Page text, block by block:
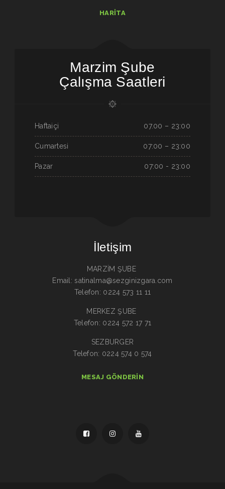
HARITA
Marzim Şube
Çalışma Saatleri
Haftaiçi 07.00 – 23:00
Cumartesi 07:00 – 23:00
Pazar 07:00 - 23:00
İletişim
MARZİM ŞUBE
Email: satinalma@sezginizgara.com
Telefon: 0224 573 11 11
MERKEZ ŞUBE
Telefon: 0224 572 17 71
SEZBURGER
Telefon: 0224 574 0 574
MESAJ GÖNDERIN